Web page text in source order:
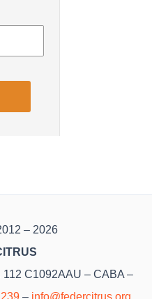
– 2026
C1092AAU – CABA –